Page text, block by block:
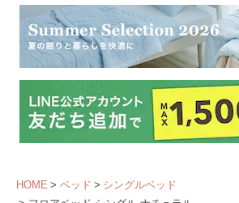
HOME ベッド
シングルベッド